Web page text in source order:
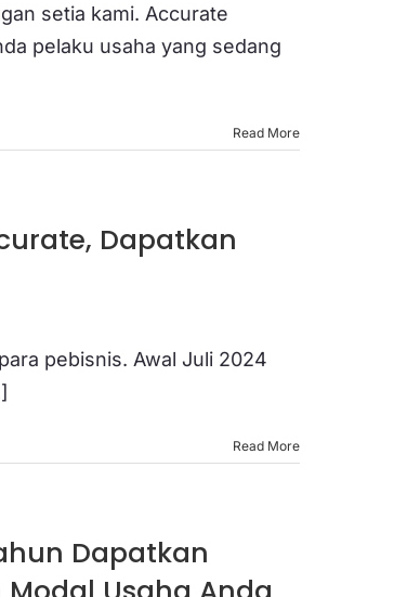
setia kami. Accurate
pelaku usaha yang sedang
Read More
Dapatkan
pebisnis. Awal Juli 2024
Read More
Dapatkan